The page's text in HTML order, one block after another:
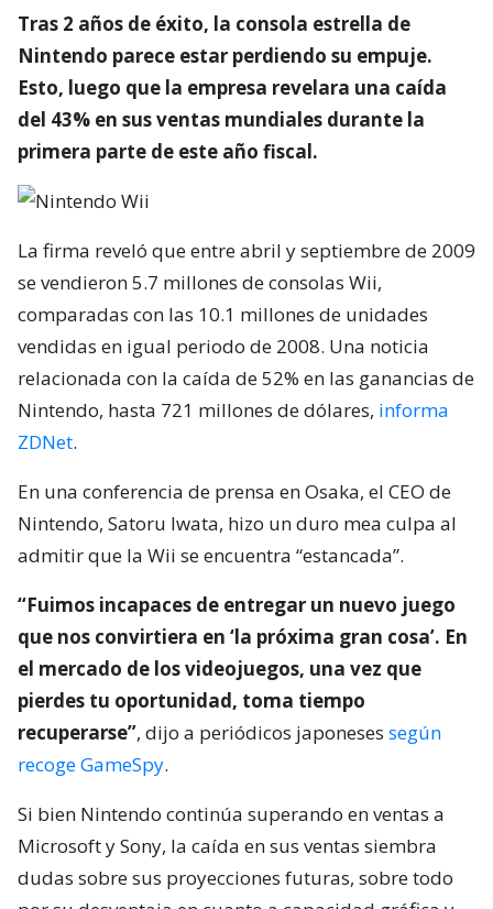
Tras 2 años de éxito, la consola estrella de
Nintendo parece estar perdiendo su empuje.
Esto, luego que la empresa revelara una caída
del 43% en sus ventas mundiales durante la
primera parte de este año fiscal.
La firma reveló que entre abril y septiembre de 2009
se vendieron 5.7 millones de consolas Wii,
comparadas con las 10.1 millones de unidades
vendidas en igual periodo de 2008. Una noticia
relacionada con la caída de 52% en las ganancias de
Nintendo, hasta 721 millones de dólares, informa
ZDNet.
En una conferencia de prensa en Osaka, el CEO de
Nintendo, Satoru Iwata, hizo un duro mea culpa al
admitir que la Wii se encuentra “estancada”.
“Fuimos incapaces de entregar un nuevo juego
que nos convirtiera en ‘la próxima gran cosa’. En
el mercado de los videojuegos, una vez que
pierdes tu oportunidad, toma tiempo
recuperarse”, dijo a periódicos japoneses según
recoge GameSpy.
Si bien Nintendo continúa superando en ventas a
Microsoft y Sony, la caída en sus ventas siembra
dudas sobre sus proyecciones futuras, sobre todo